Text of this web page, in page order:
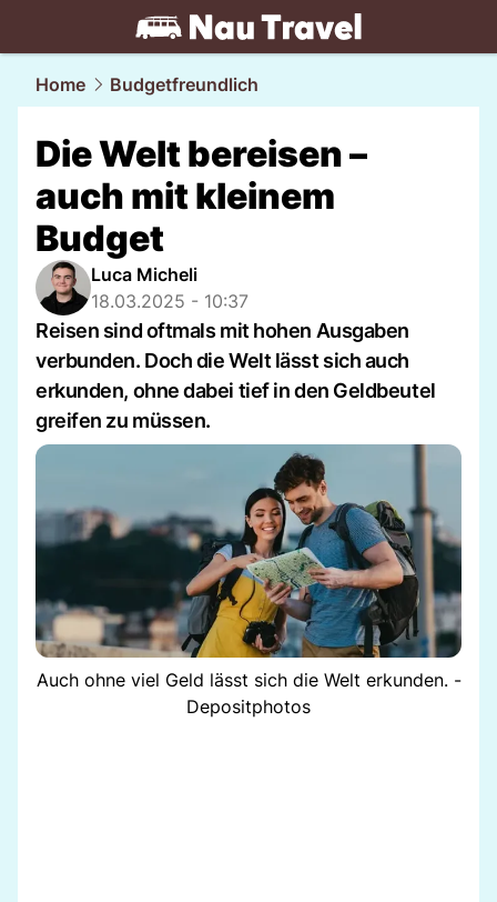
travel.NAU.ch
Home Budgetfreundlich
Die Welt bereisen –
auch mit kleinem
Budget
Luca Micheli
18.03.2025 - 10:37
Reisen sind oftmals mit hohen Ausgaben
verbunden. Doch die Welt lässt sich auch
erkunden, ohne dabei tief in den Geldbeutel
greifen zu müssen.
Auch ohne viel Geld lässt sich die Welt erkunden. -
Depositphotos